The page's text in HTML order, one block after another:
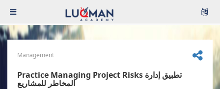
Management
Practice Managing Project Risks تطبيق إدارة
المخاطر للمشاريع